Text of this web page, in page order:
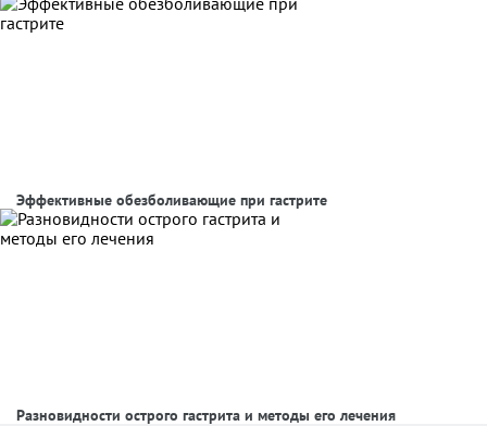
Эффективные обезболивающие при гастрите
Разновидности острого гастрита и методы его лечения